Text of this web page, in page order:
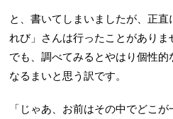
と、書いてしまいましたが、正
れび」さんは行ったことがありま
でも、調べてみるとやはり個性
なるまいと思う訳です。
「じゃあ、お前はその中でどこが